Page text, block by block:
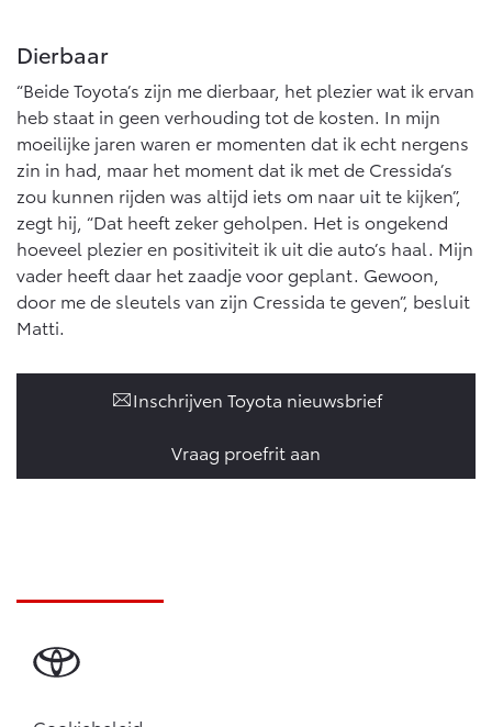
Dierbaar
“Beide Toyota’s zijn me dierbaar, het plezier wat ik ervan
heb staat in geen verhouding tot de kosten. In mijn
moeilijke jaren waren er momenten dat ik echt nergens
zin in had, maar het moment dat ik met de Cressida’s
zou kunnen rijden was altijd iets om naar uit te kijken”,
zegt hij, “Dat heeft zeker geholpen. Het is ongekend
hoeveel plezier en positiviteit ik uit die auto’s haal. Mijn
vader heeft daar het zaadje voor geplant. Gewoon,
door me de sleutels van zijn Cressida te geven”, besluit
Matti.
Inschrijven Toyota nieuwsbrief
Vraag proefrit aan